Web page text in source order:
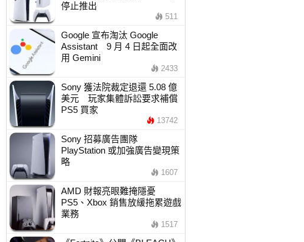
停止推出
511
Google 宣布淘汰 Google
Assistant 9 月 4 日起全面改
用 Gemini
2433
Sony 獲法院裁定退還 5.08 億
美元 玩家集體訴訟要求補償
PS5 買家
13742
Sony 招募廣告團隊
PlayStation 或加強廣告變現策
略
1607
AMD 財報亮眼難掩隱憂
PS5、Xbox 銷售放緩拖累遊戲
業務
1517